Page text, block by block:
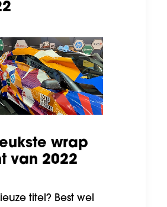
wrap
van 2022
titel? Best wel